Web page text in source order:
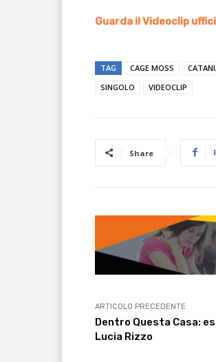
Guarda il Videoclip
TAG CAGE MOSS
SINGOLO
VIDEOCLIP
Share
ARTICOLO PRECEDENTE
Dentro Questa Casa:
Lucia Rizzo